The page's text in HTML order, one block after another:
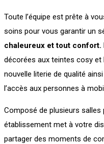
Toute l’équipe est prête à
soins pour vous garantir un
chaleureux et tout confort.
décorées aux teintes cosy
nouvelle literie de qualité
l’accès aux personnes à
Composé de plusieurs salles
établissement met à votre
partager des moments de